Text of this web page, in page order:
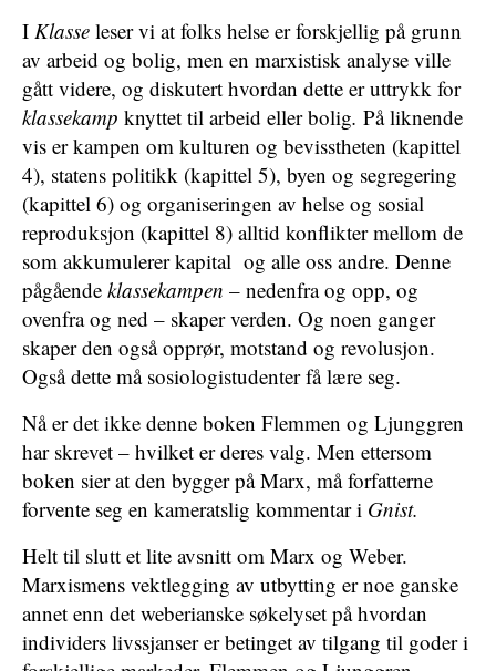
I Klasse leser vi at folks helse er forskjellig på grunn
av arbeid og bolig, men en marxistisk analyse ville
gått videre, og diskutert hvordan dette er uttrykk for
klassekamp knyttet til arbeid eller bolig. På liknende
vis er kampen om kulturen og bevisstheten (kapittel
4), statens politikk (kapittel 5), byen og segregering
(kapittel 6) og organiseringen av helse og sosial
reproduksjon (kapittel 8) alltid konflikter mellom de
som akkumulerer kapital og alle oss andre. Denne
pågående klassekampen – nedenfra og opp, og
ovenfra og ned – skaper verden. Og noen ganger
skaper den også opprør, motstand og revolusjon.
Også dette må sosiologistudenter få lære seg.
Nå er det ikke denne boken Flemmen og Ljunggren
har skrevet – hvilket er deres valg. Men ettersom
boken sier at den bygger på Marx, må forfatterne
forvente seg en kameratslig kommentar i Gnist.
Helt til slutt et lite avsnitt om Marx og Weber.
Marxismens vektlegging av utbytting er noe ganske
annet enn det weberianske søkelyset på hvordan
individers livssjanser er betinget av tilgang til goder i